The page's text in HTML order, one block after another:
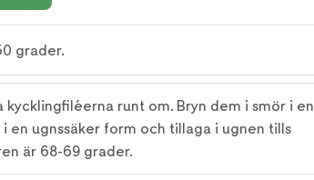
grader.
kycklingfiléerna runt om. Bryn dem i smör i en
i en ugnssäker form och tillaga i ugnen tills
är 68-69 grader.